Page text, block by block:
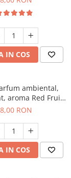
IN COS
ambiental,
aroma Red Fruit
20 g
RON
IN COS